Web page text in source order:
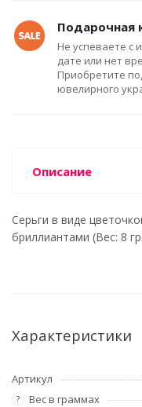
Подарочная
Не успеваете с
дате или нет
Приобретите
ювелирного
Описание
Серьги в виде
бриллиантами (Вес: 8
Характеристики
Артикул
? Вес в граммах